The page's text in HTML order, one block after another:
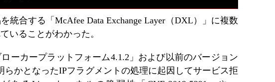
統合する「McAfee Data Exchange Layer（DXL）」に複数
いることがわかった。
ーカープラットフォーム4.1.2」および以前のバージョン
らかとなったIPフラグメントの処理に起因してサービス拒